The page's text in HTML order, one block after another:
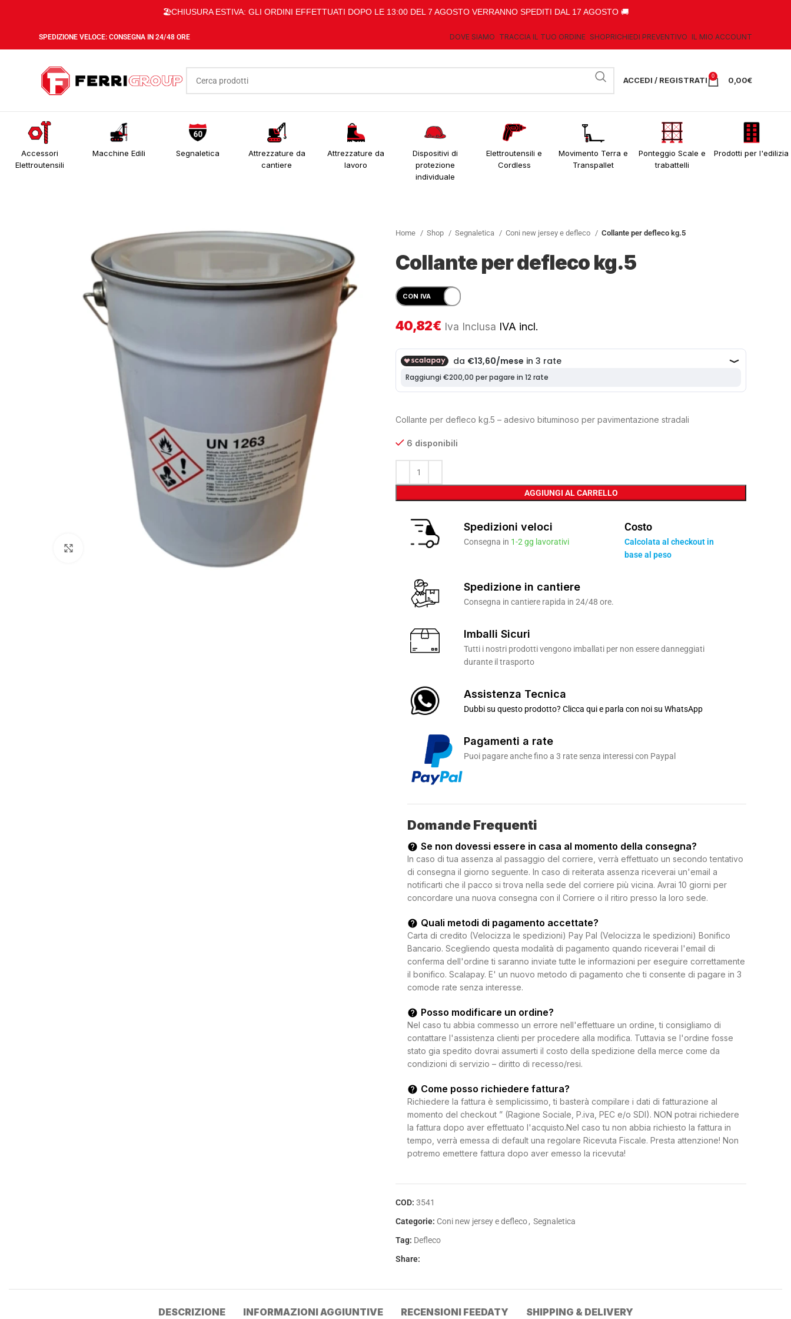
🏖️CHIUSURA ESTIVA: GLI ORDINI EFFETTUATI DOPO LE 13:00 DEL 7 AGOSTO VERRANNO SPEDITI DAL 17 AGOSTO 🚚
SPEDIZIONE VELOCE: CONSEGNA IN 24/48 ORE DOVE SIAMO TRACCIA IL TUO ORDINE SHOPRICHIEDI PREVENTIVO IL MIO ACCOUNT
ACCEDI / REGISTRATI 0 0,00€
Accessori
Elettroutensili
Macchine Edili Segnaletica
Attrezzature da
cantiere
Attrezzature da
lavoro
Dispositivi di
protezione
individuale
Elettroutensili e
Cordless
Movimento Terra e
Transpallet
Ponteggio Scale e
trabattelli
Prodotti per l'edilizia
Home Shop Segnaletica Coni new jersey e defleco Collante per defleco kg.5
Collante per defleco kg.5
40,82€ Iva Inclusa IVA incl.
Collante per defleco kg.5 – adesivo bituminoso per pavimentazione stradali
6 disponibili
AGGIUNGI AL CARRELLO
Spedizioni veloci
Consegna in 1-2 gg lavorativi
Costo
Calcolata al checkout in
base al peso
Spedizione in cantiere
Consegna in cantiere rapida in 24/48 ore.
Imballi Sicuri
Tutti i nostri prodotti vengono imballati per non essere danneggiati
durante il trasporto
Assistenza Tecnica
Dubbi su questo prodotto? Clicca qui e parla con noi su WhatsApp
Pagamenti a rate
Puoi pagare anche fino a 3 rate senza interessi con Paypal
Domande Frequenti
Se non dovessi essere in casa al momento della consegna?
In caso di tua assenza al passaggio del corriere, verrà effettuato un secondo tentativo
di consegna il giorno seguente. In caso di reiterata assenza riceverai un'email a
notificarti che il pacco si trova nella sede del corriere più vicina. Avrai 10 giorni per
concordare una nuova consegna con il Corriere o il ritiro presso la loro sede.
Quali metodi di pagamento accettate?
Carta di credito (Velocizza le spedizioni) Pay Pal (Velocizza le spedizioni) Bonifico
Bancario. Scegliendo questa modalità di pagamento quando riceverai l'email di
conferma dell'ordine ti saranno inviate tutte le informazioni per eseguire correttamente
il bonifico. Scalapay. E' un nuovo metodo di pagamento che ti consente di pagare in 3
comode rate senza interesse.
Posso modificare un ordine?
Nel caso tu abbia commesso un errore nell'effettuare un ordine, ti consigliamo di
contattare l'assistenza clienti per procedere alla modifica. Tuttavia se l'ordine fosse
stato gia spedito dovrai assumerti il costo della spedizione della merce come da
condizioni di servizio – diritto di recesso/resi.
Come posso richiedere fattura?
Richiedere la fattura è semplicissimo, ti basterà compilare i dati di fatturazione al
momento del checkout ” (Ragione Sociale, P.iva, PEC e/o SDI). NON potrai richiedere
la fattura dopo aver effettuato l'acquisto.Nel caso tu non abbia richiesto la fattura in
tempo, verrà emessa di default una regolare Ricevuta Fiscale. Presta attenzione! Non
potremo emettere fattura dopo aver emesso la ricevuta!
COD: 3541
Categorie: Coni new jersey e defleco, Segnaletica
Tag: Defleco
Share:
DESCRIZIONE INFORMAZIONI AGGIUNTIVE RECENSIONI FEEDATY SHIPPING & DELIVERY